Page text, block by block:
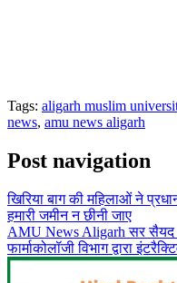
Tags: aligarh muslim
news, amu news aligarh
Post navigation
खिरिया बाग की महिलाओं ने
हमारी जमीन न छीनी जाए
AMU News Aligarh सर
फार्माकोलॉजी विभाग द्वारा